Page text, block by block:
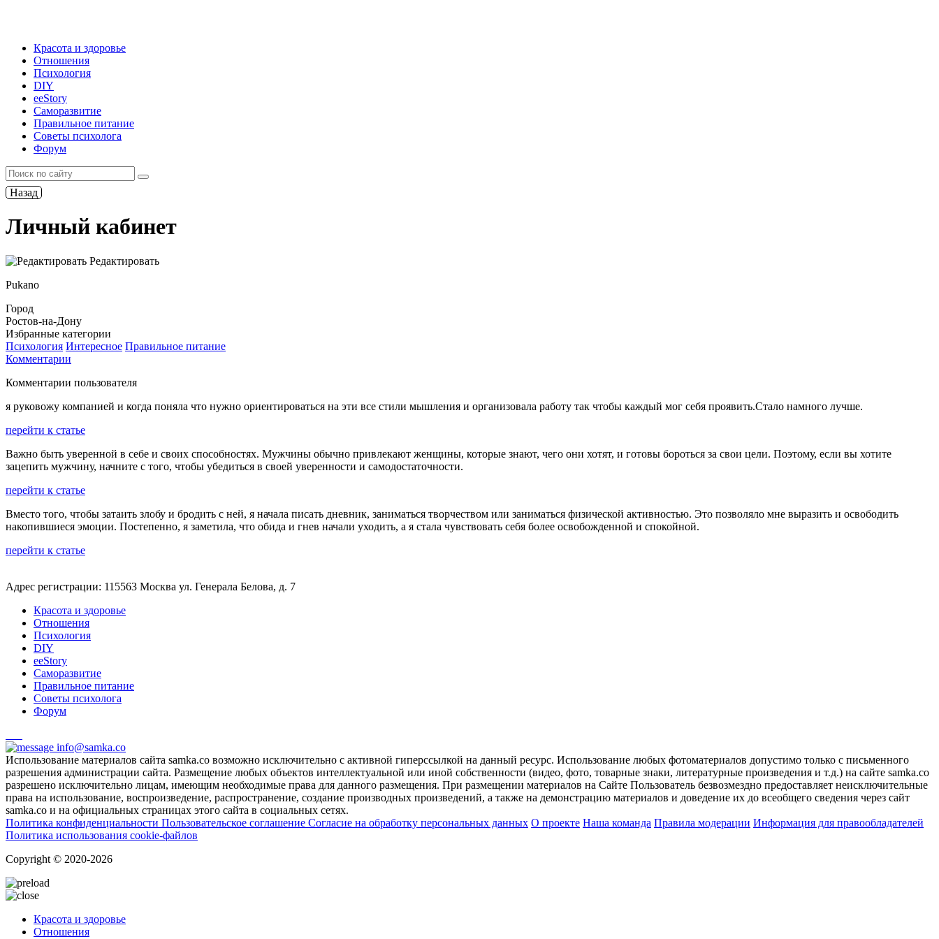
Красота и здоровье
Отношения
Психология
DIY
ееStory
Саморазвитие
Правильное питание
Советы психолога
Форум
Назад
Личный кабинет
Редактировать
Pukano
Город
Ростов-на-Дону
Избранные категории
Психология Интересное Правильное питание
Комментарии
Комментарии пользователя
я руковожу компанией и когда поняла что нужно ориентироваться на эти все стили мышления и организовала работу так чтобы каждый мог себя проявить.Стало намного лучше.
перейти к статье
Важно быть уверенной в себе и своих способностях. Мужчины обычно привлекают женщины, которые знают, чего они хотят, и готовы бороться за свои цели. Поэтому, если вы хотите
зацепить мужчину, начните с того, чтобы убедиться в своей уверенности и самодостаточности.
перейти к статье
Вместо того, чтобы затаить злобу и бродить с ней, я начала писать дневник, заниматься творчеством или заниматься физической активностью. Это позволяло мне выразить и освободить
накопившиеся эмоции. Постепенно, я заметила, что обида и гнев начали уходить, а я стала чувствовать себя более освобожденной и спокойной.
перейти к статье
Адрес регистрации: 115563 Москва ул. Генерала Белова, д. 7
Красота и здоровье
Отношения
Психология
DIY
ееStory
Саморазвитие
Правильное питание
Советы психолога
Форум
info@samka.co
Использование материалов сайта samka.co возможно исключительно с активной гиперссылкой на данный ресурс. Использование любых фотоматериалов допустимо только с письменного
разрешения администрации сайта. Размещение любых объектов интеллектуальной или иной собственности (видео, фото, товарные знаки, литературные произведения и т.д.) на сайте samka.co
разрешено исключительно лицам, имеющим необходимые права для данного размещения. При размещении материалов на Сайте Пользователь безвозмездно предоставляет неисключительные
права на использование, воспроизведение, распространение, создание производных произведений, а также на демонстрацию материалов и доведение их до всеобщего сведения через сайт
samka.co и на официальных страницах этого сайта в социальных сетях.
Политика конфиденциальности Пользовательское соглашение Согласие на обработку персональных данных О проекте Наша команда Правила модерации Информация для правообладателей
Политика использования cookie-файлов
Copyright © 2020-2026
Красота и здоровье
Отношения